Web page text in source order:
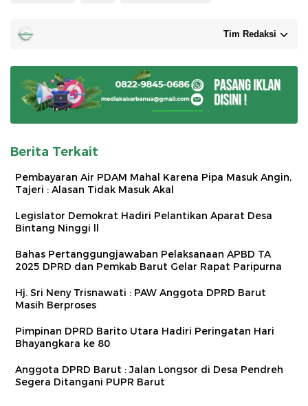
Tim Redaksi
Berita Terkait
Pembayaran Air PDAM Mahal Karena Pipa Masuk Angin,
Tajeri : Alasan Tidak Masuk Akal
Legislator Demokrat Hadiri Pelantikan Aparat Desa
Bintang Ninggi ll
Bahas Pertanggungjawaban Pelaksanaan APBD TA
2025 DPRD dan Pemkab Barut Gelar Rapat Paripurna
Hj. Sri Neny Trisnawati : PAW Anggota DPRD Barut
Masih Berproses
Pimpinan DPRD Barito Utara Hadiri Peringatan Hari
Bhayangkara ke 80
Anggota DPRD Barut : Jalan Longsor di Desa Pendreh
Segera Ditangani PUPR Barut